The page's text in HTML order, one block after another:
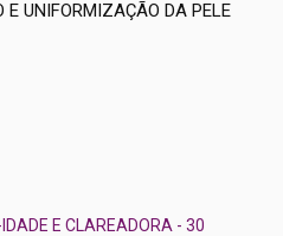
E UNIFORMIZAÇÃO DA PELE